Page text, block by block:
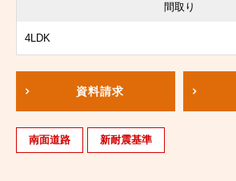
間取り
4LDK
資料請求
南面道路 新耐震基準